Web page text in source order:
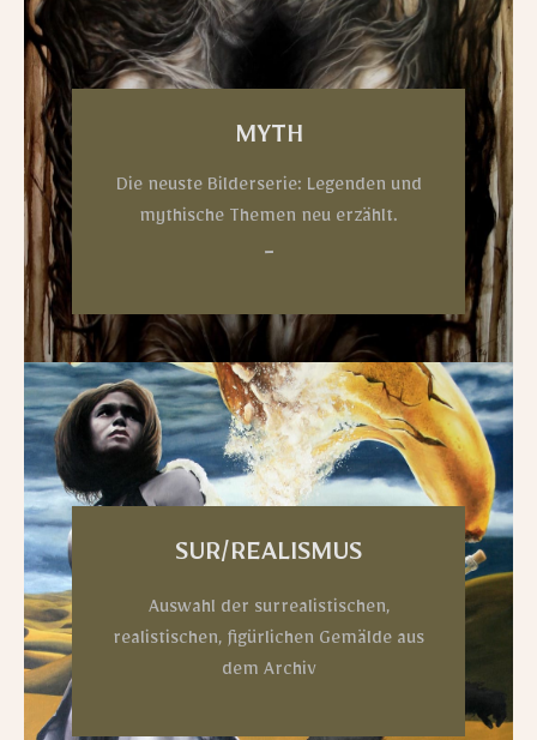
MYTH
Die neuste Bilderserie: Legenden und
mythische Themen neu erzählt.
_
SUR/REALISMUS
Auswahl der surrealistischen,
realistischen, figürlichen Gemälde aus
dem Archiv